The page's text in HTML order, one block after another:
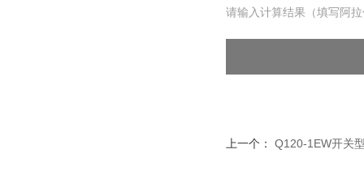
请输入计算结果（填写阿
上一个： Q120-1EW开关